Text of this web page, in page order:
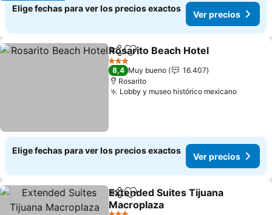
Elige fechas para ver los precios exactos
Ver precios
CompartirAgregar a favoritos
Rosarito Beach Hotel
3 Estrellas
8,4 Muy bueno
16.407
Rosarito
Lobby y museo histórico mexicanoVer
Elige fechas para ver los precios exactos
Ver precios
CompartirAgregar a favoritos
Extended Suites Tijuana
Macroplaza